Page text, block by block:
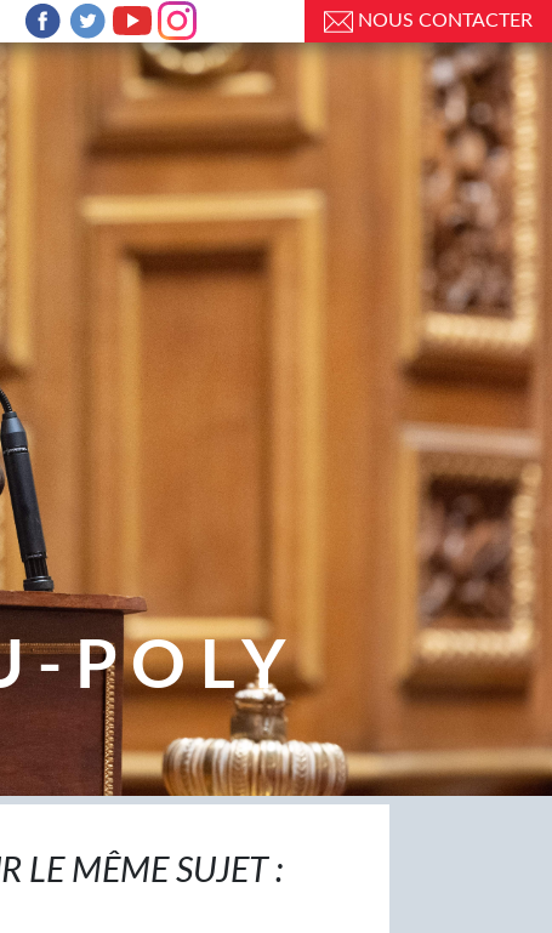
NOUS CONTACTER
POLY
LE MÊME SUJET :